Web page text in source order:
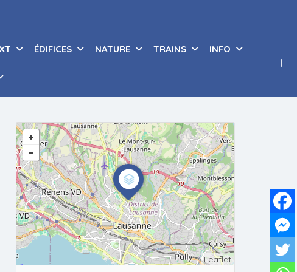
ÉDIFICES NATURE TRAINS INFO
Leaflet